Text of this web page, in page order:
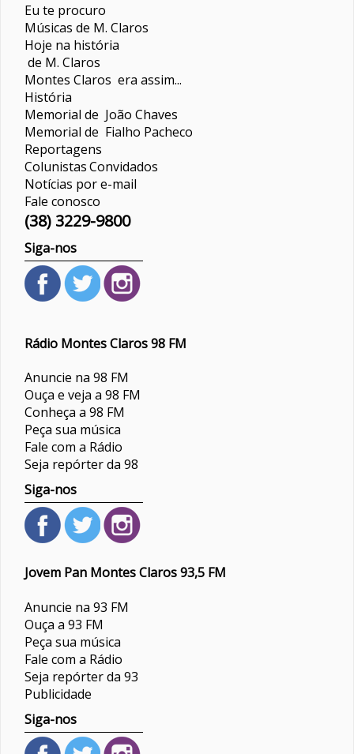
Eu te procuro
Músicas de M. Claros
Hoje na história
de M. Claros
Montes Claros era assim...
História
Memorial de João Chaves
Memorial de Fialho Pacheco
Reportagens
ColunistasConvidados
Notícias por e-mail
Fale conosco
(38) 3229-9800
Siga-nos
Rádio Montes Claros 98 FM
Anuncie na 98 FM
Ouça e veja a 98 FM
Conheça a 98 FM
Peça sua música
Fale com a Rádio
Seja repórter da 98
Siga-nos
Jovem Pan Montes Claros 93,5 FM
Anuncie na 93 FM
Ouça a 93 FM
Peça sua música
Fale com a Rádio
Seja repórter da 93
Publicidade
Siga-nos